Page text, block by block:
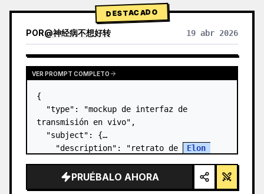
DESTACADO
POR@神经病不想好转 19 abr 2026
VER PROMPT COMPLETO
{
  "type": "mockup de interfaz de
transmisión en vivo",
  "subject": {
    "description": "retrato de
Elon
negra con un gráfico técnico esquemático
en blanco",
PRUÉBALO AHORA